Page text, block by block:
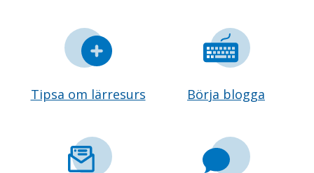
Tipsa om lärresurs Börja blogga